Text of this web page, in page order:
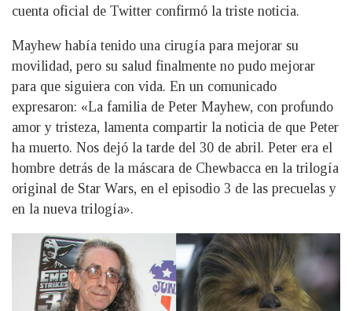
cuenta oficial de Twitter confirmó la triste noticia.
Mayhew había tenido una cirugía para mejorar su
movilidad, pero su salud finalmente no pudo mejorar
para que siguiera con vida. En un comunicado
expresaron: «La familia de Peter Mayhew, con profundo
amor y tristeza, lamenta compartir la noticia de que Peter
ha muerto. Nos dejó la tarde del 30 de abril. Peter era el
hombre detrás de la máscara de Chewbacca en la trilogía
original de Star Wars, en el episodio 3 de las precuelas y
en la nueva trilogía».